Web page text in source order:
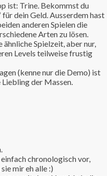
ist: Trine. Bekommst du
dein Geld. Ausserdem hast
anderen Spielen die
Arten zu lösen.
Spielzeit, aber nur,
Levels teilweise frustig
(kenne nur die Demo) ist
Liebling der Massen.
chronologisch vor,
mir eh alle :)